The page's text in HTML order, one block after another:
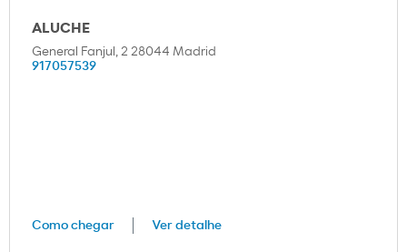
ALUCHE
General Fanjul, 2 28044 Madrid
917057539
Como chegar Ver detalhe